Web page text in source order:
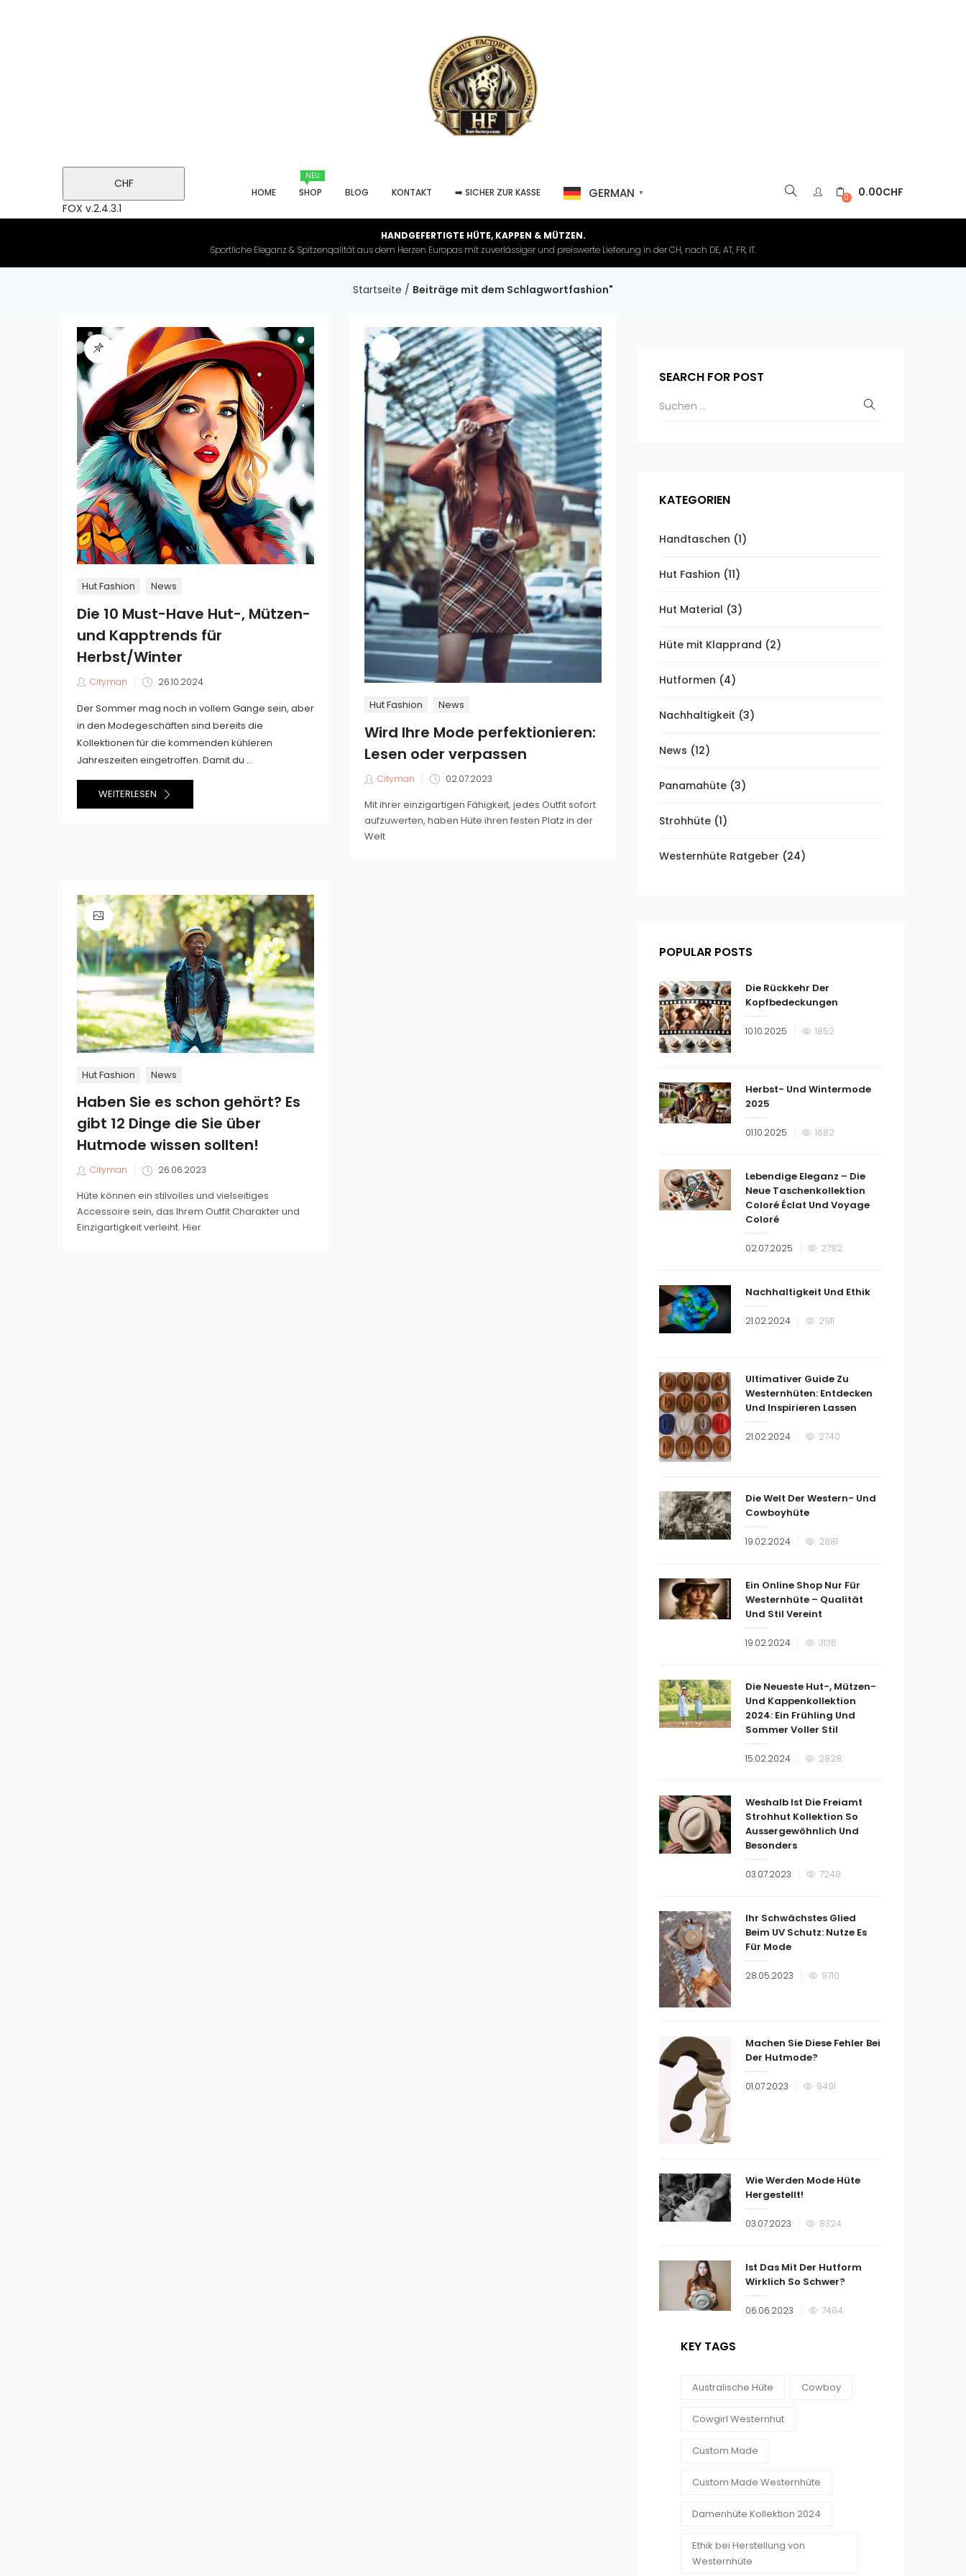
CHF
FOX v.2.4.3.1
HOME
NEU
SHOP BLOG KONTAKT ➡️ SICHER ZUR KASSE GERMAN ▼ 0 0.00CHF
HANDGEFERTIGTE HÜTE, KAPPEN & MÜTZEN.
Sportliche Eleganz & Spitzenqalität aus dem Herzen Europas mit zuverlässiger und preiswerte Lieferung in der CH, nach DE, AT, FR, IT.
Startseite / Beiträge mit dem Schlagwortfashion"
Hut Fashion News
Die 10 Must-Have Hut-, Mützen-
und Kapptrends für
Herbst/Winter
Cityman
Veröffentlicht
26.10.2024
Der Sommer mag noch in vollem Gange sein, aber
in den Modegeschäften sind bereits die
Kollektionen für die kommenden kühleren
Jahreszeiten eingetroffen. Damit du ...
WEITERLESEN
Hut Fashion News
Wird Ihre Mode perfektionieren:
Lesen oder verpassen
Cityman
Veröffentlicht
02.07.2023
Mit ihrer einzigartigen Fähigkeit, jedes Outfit sofort
aufzuwerten, haben Hüte ihren festen Platz in der
Welt
Hut Fashion News
Haben Sie es schon gehört? Es
gibt 12 Dinge die Sie über
Hutmode wissen sollten!
Cityman
Veröffentlicht
26.06.2023
Hüte können ein stilvolles und vielseitiges
Accessoire sein, das Ihrem Outfit Charakter und
Einzigartigkeit verleiht. Hier
SEARCH FOR POST
KATEGORIEN
Handtaschen (1)
Hut Fashion (11)
Hut Material (3)
Hüte mit Klapprand (2)
Hutformen (4)
Nachhaltigkeit (3)
News (12)
Panamahüte (3)
Strohhüte (1)
Westernhüte Ratgeber (24)
POPULAR POSTS
Die Rückkehr Der
Kopfbedeckungen
Veröffentlicht
10.10.2025 1852
Herbst- Und Wintermode
2025
Veröffentlicht
01.10.2025 1682
Lebendige Eleganz – Die
Neue Taschenkollektion
Coloré Éclat Und Voyage
Coloré
Veröffentlicht
02.07.2025 2782
Nachhaltigkeit Und Ethik
Veröffentlicht
21.02.2024 2911
Ultimativer Guide Zu
Westernhüten: Entdecken
Und Inspirieren Lassen
Veröffentlicht
21.02.2024 2740
Die Welt Der Western- Und
Cowboyhüte
Veröffentlicht
19.02.2024 2881
Ein Online Shop Nur Für
Westernhüte – Qualität
Und Stil Vereint
Veröffentlicht
19.02.2024 3136
Die Neueste Hut-, Mützen-
Und Kappenkollektion
2024: Ein Frühling Und
Sommer Voller Stil
Veröffentlicht
15.02.2024 2828
Weshalb Ist Die Freiamt
Strohhut Kollektion So
Aussergewöhnlich Und
Besonders
Veröffentlicht
03.07.2023 7248
Ihr Schwächstes Glied
Beim UV Schutz: Nutze Es
Für Mode
Veröffentlicht
28.05.2023 9710
Machen Sie Diese Fehler Bei
Der Hutmode?
Veröffentlicht
01.07.2023 9491
Wie Werden Mode Hüte
Hergestellt!
Veröffentlicht
03.07.2023 8324
Ist Das Mit Der Hutform
Wirklich So Schwer?
Veröffentlicht
06.06.2023 7484
KEY TAGS
Australische Hüte Cowboy
Cowgirl Westernhut
Custom Made
Custom Made Westernhüte
Damenhüte Kollektion 2024
Ethik bei Herstellung von
Westernhüte